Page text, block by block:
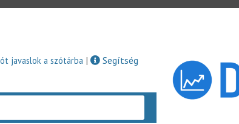
javaslok a szótárba |
Segítség